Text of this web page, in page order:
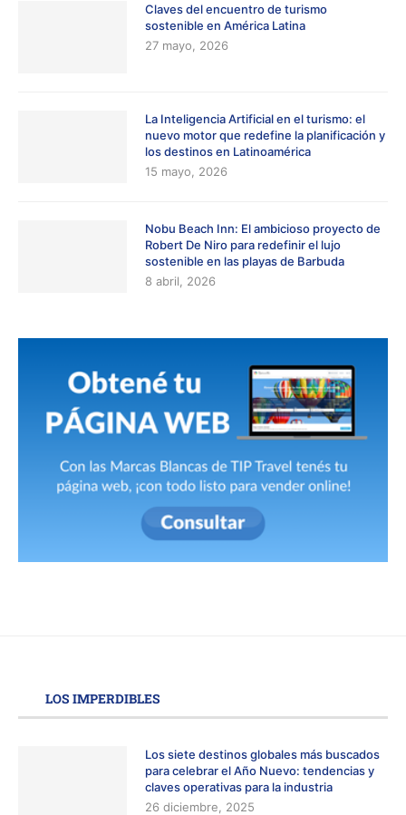
Claves del encuentro de turismo
sostenible en América Latina
27 mayo, 2026
La Inteligencia Artificial en el turismo: el
nuevo motor que redefine la planificación y
los destinos en Latinoamérica
15 mayo, 2026
Nobu Beach Inn: El ambicioso proyecto de
Robert De Niro para redefinir el lujo
sostenible en las playas de Barbuda
8 abril, 2026
LOS IMPERDIBLES
Los siete destinos globales más buscados
para celebrar el Año Nuevo: tendencias y
claves operativas para la industria
26 diciembre, 2025